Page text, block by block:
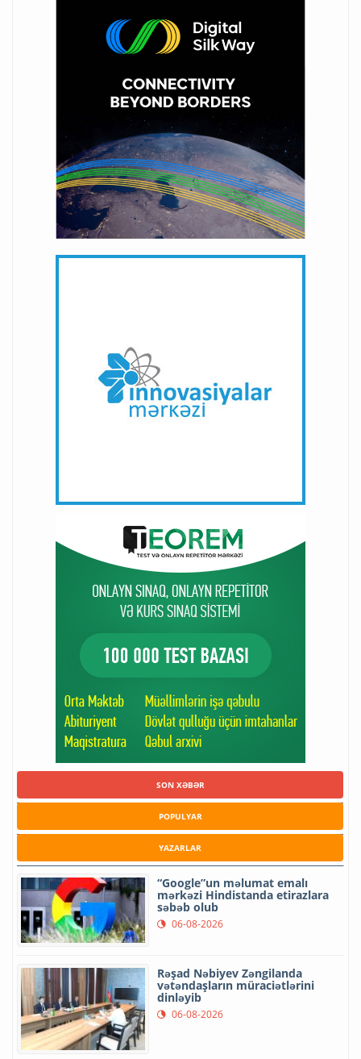
SON XƏBƏR
POPULYAR
YAZARLAR
“Google”un məlumat emalı
mərkəzi Hindistanda etirazlara
səbəb olub
06-08-2026
Rəşad Nəbiyev Zəngilanda
vətəndaşların müraciətlərini
dinləyib
06-08-2026